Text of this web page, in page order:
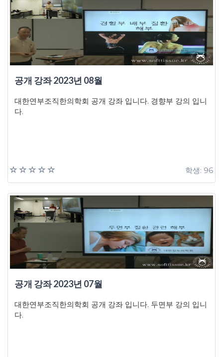
공개 강좌 2023년 08월
대한연부조직한의학회 공개 강좌 입니다. 경향부 강의 입니
다.
학생: 96
공개 강좌 2023년 07월
대한연부조직한의학회 공개 강좌 입니다. 두면부 강의 입니
다.